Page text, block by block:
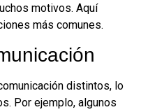
motivos. Aquí
más comunes.
distintos, lo
Por ejemplo, algunos